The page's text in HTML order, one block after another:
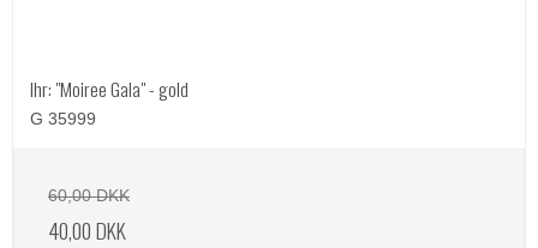
Ihr: "Moiree Gala" - gold
G 35999
60,00 DKK
40,00 DKK